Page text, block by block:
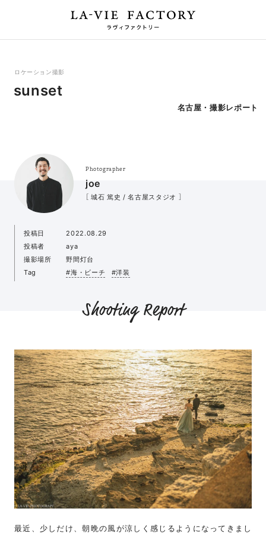
ロケーション撮影
sunset
名古屋・撮影レポート
Photographer
joe
［ 城石 篤史 / 名古屋スタジオ ］
投稿日
2022.08.29
投稿者
aya
撮影場所
野間灯台
Tag
#海・ビーチ #洋装
Shooting Report
最近、少しだけ、朝晩の風が涼しく感じるようになってきまし